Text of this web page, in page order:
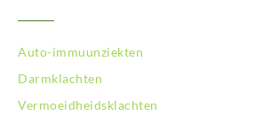
BodySwitch Nijmegen
BodySwitch Oss
BodySwitch Purmerend
Auto-immuunziekten
Darmklachten
Vermoeidheidsklachten